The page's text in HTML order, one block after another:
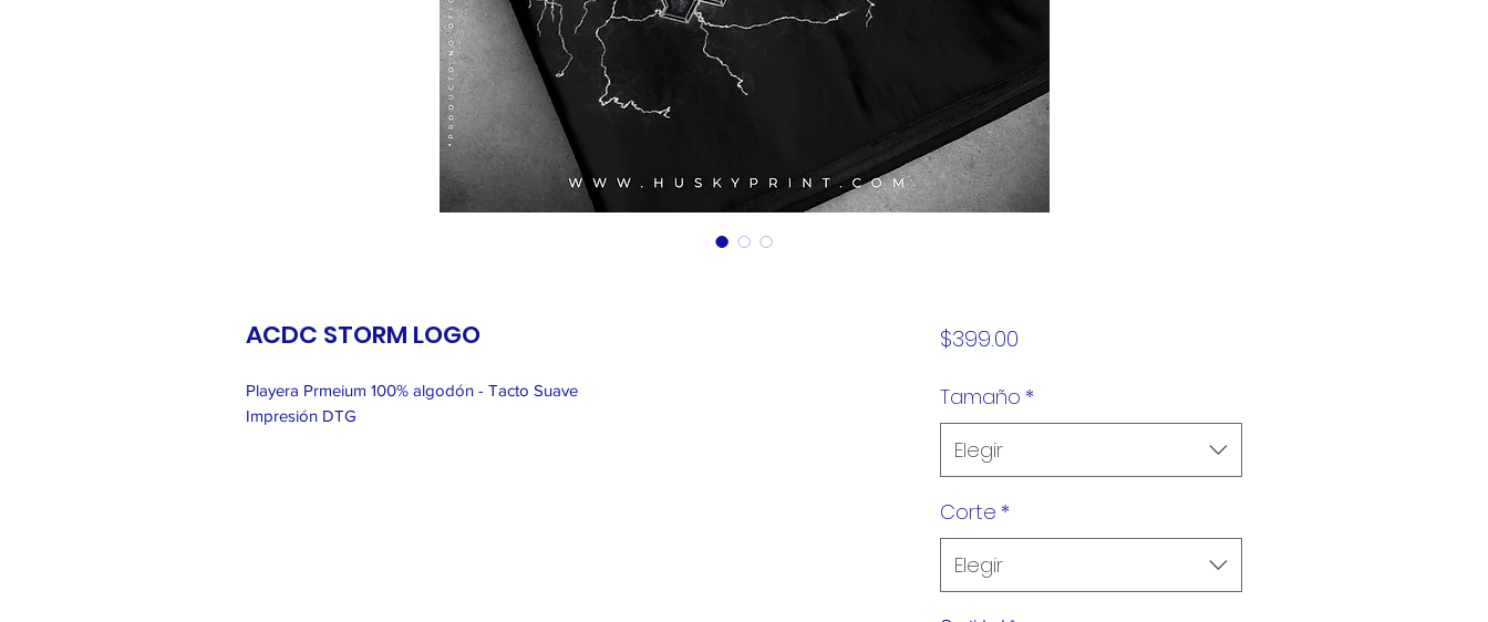
ACDC STORM LOGO
Playera Prmeium 100% algodón - Tacto Suave
Impresión DTG
$399.00Precio
Tamaño *
Elegir
Corte *
Elegir